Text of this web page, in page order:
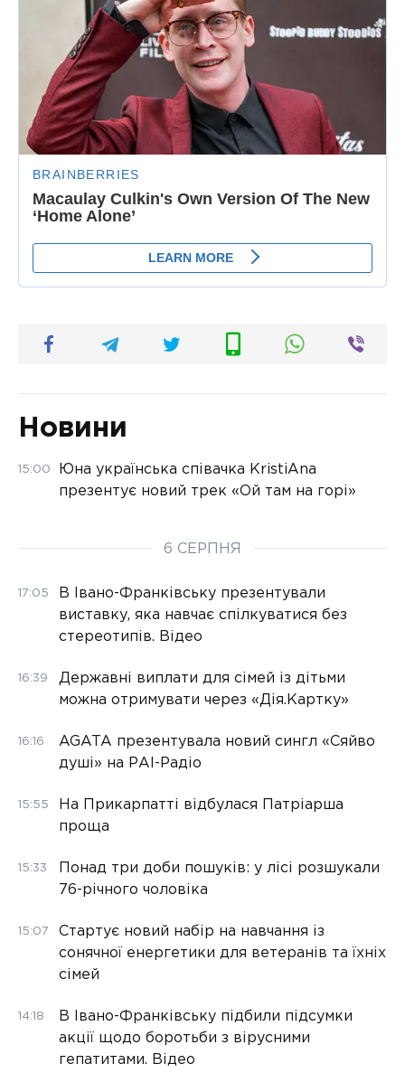
Новини
15:00
Юна українська співачка KristiAna
презентує новий трек «Ой там на горі»
6 СЕРПНЯ
17:05
В Івано-Франківську презентували
виставку, яка навчає спілкуватися без
стереотипів. Відео
16:39
Державні виплати для сімей із дітьми
можна отримувати через «Дія.Картку»
16:16
AGATA презентувала новий сингл «Сяйво
душі» на РАІ-Радіо
15:55
На Прикарпатті відбулася Патріарша
проща
15:33
Понад три доби пошуків: у лісі розшукали
76-річного чоловіка
15:07
Стартує новий набір на навчання із
сонячної енергетики для ветеранів та їхніх
сімей
14:18
В Івано-Франківську підбили підсумки
акції щодо боротьби з вірусними
гепатитами. Відео